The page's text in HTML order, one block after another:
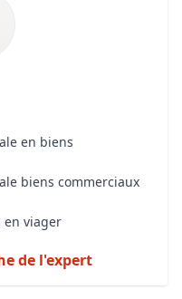
en biens
biens commerciaux
en viager
de l'expert